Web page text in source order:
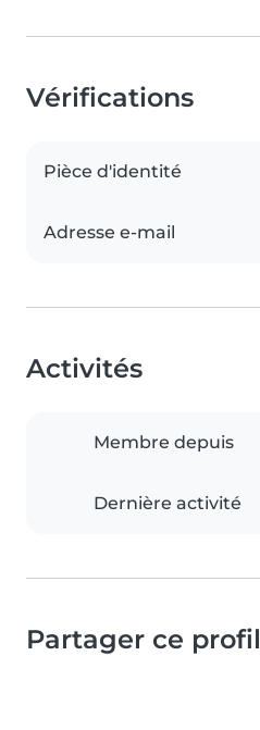
Vérifications
Pièce d'identité
Adresse e-mail
Activités
Membre depuis
Dernière activité
Partager ce profil